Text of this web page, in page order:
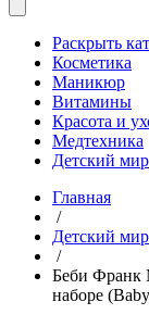
Раскрыть
Косметика
Маникюр
Витамины
Красота и
Медтехника
Детский мир
Главная
/
Детский мир
/
Беби Франк
наборе